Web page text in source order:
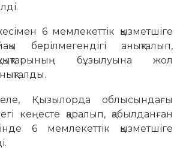
6 мемлекеттік қызметшіге
берілмегендігі анықталып,
бұзылуына жол
Қызылорда облысындағы
кеңесте қаралып, қабылданған
6 мемлекеттік қызметшіге